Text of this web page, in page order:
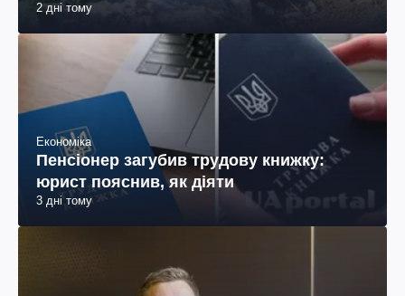
2 дні тому
Економіка
Пенсіонер загубив трудову книжку:
юрист пояснив, як діяти
3 дні тому